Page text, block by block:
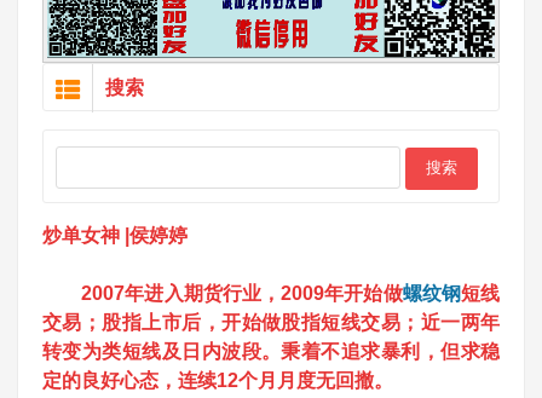
搜索
炒单女神 | 侯婷婷
2007年进入期货行业，2009年开始做螺纹钢短线
交易；股指上市后，开始做股指短线交易；近一两年
转变为类短线及日内波段。秉着不追求暴利，但求稳
定的良好心态，连续12个月月度无回撤。